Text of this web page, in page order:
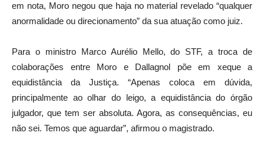
em nota, Moro negou que haja no material revelado “qualquer
anormalidade ou direcionamento” da sua atuação como juiz.
Para o ministro Marco Aurélio Mello, do STF, a troca de
colaborações entre Moro e Dallagnol põe em xeque a
equidistância da Justiça. “Apenas coloca em dúvida,
principalmente ao olhar do leigo, a equidistância do órgão
julgador, que tem ser absoluta. Agora, as consequências, eu
não sei. Temos que aguardar”, afirmou o magistrado.